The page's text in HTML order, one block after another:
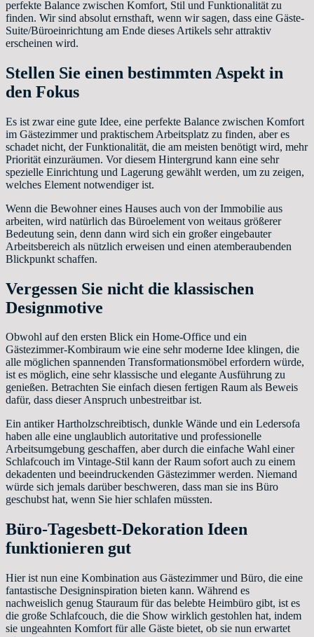
perfekte Balance zwischen Komfort, Stil und Funktionalität zu
finden. Wir sind absolut ernsthaft, wenn wir sagen, dass eine Gäste-
Suite/Büroeinrichtung am Ende dieses Artikels sehr attraktiv
erscheinen wird.
Stellen Sie einen bestimmten Aspekt in
den Fokus
Es ist zwar eine gute Idee, eine perfekte Balance zwischen Komfort
im Gästezimmer und praktischem Arbeitsplatz zu finden, aber es
schadet nicht, der Funktionalität, die am meisten benötigt wird, mehr
Priorität einzuräumen. Vor diesem Hintergrund kann eine sehr
spezielle Einrichtung und Lagerung gewählt werden, um zu zeigen,
welches Element notwendiger ist.
Wenn die Bewohner eines Hauses auch von der Immobilie aus
arbeiten, wird natürlich das Büroelement von weitaus größerer
Bedeutung sein, denn dann wird sich ein großer eingebauter
Arbeitsbereich als nützlich erweisen und einen atemberaubenden
Blickpunkt schaffen.
Vergessen Sie nicht die klassischen
Designmotive
Obwohl auf den ersten Blick ein Home-Office und ein
Gästezimmer-Kombiraum wie eine sehr moderne Idee klingen, die
alle möglichen spannenden Transformationsmöbel erfordern würde,
ist es möglich, eine sehr klassische und elegante Ausführung zu
genießen. Betrachten Sie einfach diesen fertigen Raum als Beweis
dafür, dass dieser Anspruch unbestreitbar ist.
Ein antiker Hartholzschreibtisch, dunkle Wände und ein Ledersofa
haben alle eine unglaublich autoritative und professionelle
Arbeitsumgebung geschaffen, aber durch die einfache Wahl einer
Schlafcouch im Vintage-Stil kann der Raum sofort auch zu einem
dekadenten und beeindruckenden Gästezimmer werden. Niemand
würde sich jemals darüber beschweren, dass man sie ins Büro
geschubst hat, wenn Sie hier schlafen müssten.
Büro-Tagesbett-Dekoration Ideen
funktionieren gut
Hier ist nun eine Kombination aus Gästezimmer und Büro, die eine
fantastische Designinspiration bieten kann. Während es
nachweislich genug Stauraum für das belebte Heimbüro gibt, ist es
die große Schlafcouch, die die Show wirklich gestohlen hat, indem
sie ungeahnten Komfort für alle Gäste bietet, ob sie nun erwartet